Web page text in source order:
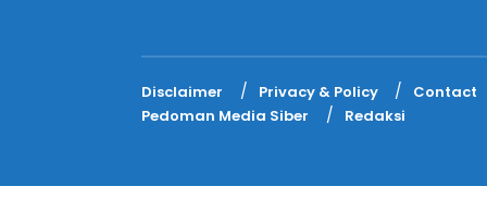
Disclaimer Privacy & Policy
Contact
Pedoman Media Siber
Redaksi